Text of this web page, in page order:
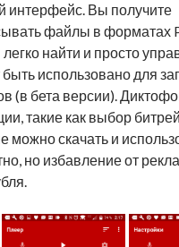
интерфейс. Вы получите
файлы в форматах
найти и просто
использовано для
(в бета версии).
такие как выбор
можно скачать и
но избавление от